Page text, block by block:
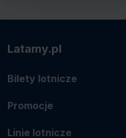
Latamy.pl
Bilety lotnicze
Promocje
Linie lotnicze